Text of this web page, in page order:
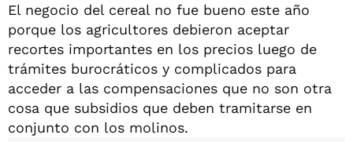
El negocio del cereal no fue bueno este año
porque los agricultores debieron aceptar
recortes importantes en los precios luego de
trámites burocráticos y complicados para
acceder a las compensaciones que no son otra
cosa que subsidios que deben tramitarse en
conjunto con los molinos.